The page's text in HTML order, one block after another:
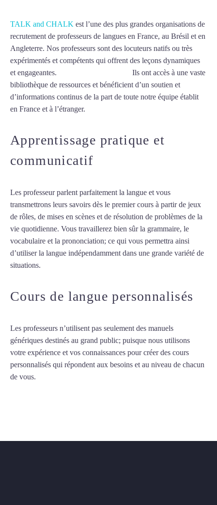
TALK and CHALK est l’une des plus grandes organisations de
recrutement de professeurs de langues en France, au Brésil et en
Angleterre. Nos professeurs sont des locuteurs natifs ou très
expérimentés et compétents qui offrent des leçons dynamiques
et engageantes.
Ils ont accès à une vaste
bibliothèque de ressources et bénéficient d’un soutien et
d’informations continus de la part de toute notre équipe établit
en France et à l’étranger.
Apprentissage pratique et
communicatif
Les professeur parlent parfaitement la langue et vous
transmettrons leurs savoirs dès le premier cours à partir de jeux
de rôles, de mises en scènes et de résolution de problèmes de la
vie quotidienne. Vous travaillerez bien sûr la grammaire, le
vocabulaire et la prononciation; ce qui vous permettra ainsi
d’utiliser la langue indépendamment dans une grande variété de
situations.
Cours de langue personnalisés
Les professeurs n’utilisent pas seulement des manuels
génériques destinés au grand public; puisque nous utilisons
votre expérience et vos connaissances pour créer des cours
personnalisés qui répondent aux besoins et au niveau de chacun
de vous.